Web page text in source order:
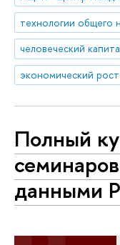
технологии общего
человеческий
экономический рост
Полный